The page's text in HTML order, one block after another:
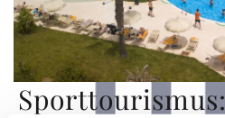
Sporttourismus: